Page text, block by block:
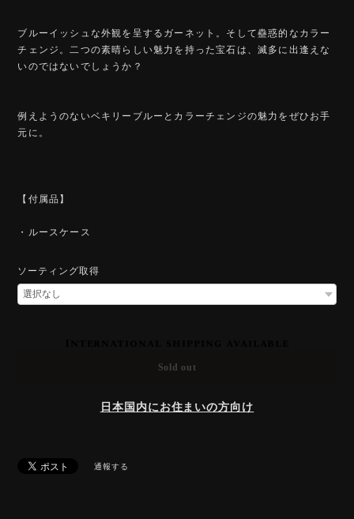
ブルーイッシュな外観を呈するガーネット。そして蠱惑的なカラー
チェンジ。二つの素晴らしい魅力を持った宝石は、滅多に出逢えな
いのではないでしょうか？
例えようのないベキリーブルーとカラーチェンジの魅力をぜひお手
元に。
【付属品】
・ルースケース
ソーティング取得
Sold out
日本国内にお住まいの方向け
通報する